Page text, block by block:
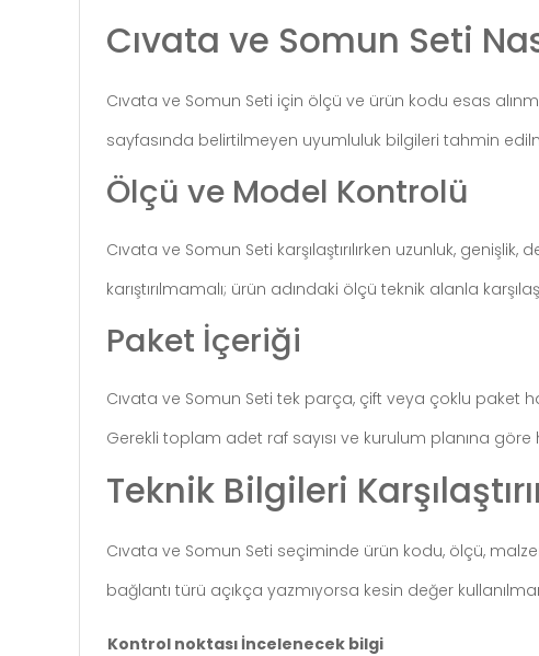
Cıvata ve Somun Seti
Cıvata ve Somun Seti için ölçü ve ürün kodu esas
sayfasında belirtilmeyen uyumluluk bilgileri tahmin
Ölçü ve Model Kontrolü
Cıvata ve Somun Seti karşılaştırılırken uzunluk,
karıştırılmamalı; ürün adındaki ölçü teknik alanla
Paket İçeriği
Cıvata ve Somun Seti tek parça, çift veya çoklu
Gerekli toplam adet raf sayısı ve kurulum planına göre
Teknik Bilgileri
Cıvata ve Somun Seti seçiminde ürün kodu, ölçü,
bağlantı türü açıkça yazmıyorsa kesin değer
Kontrol noktası İncelenecek bilgi